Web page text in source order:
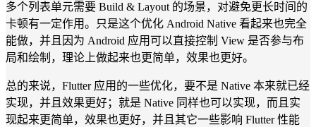
多个列表单元需要 Build & Layout 的场景，对避免更长时间的
卡顿有一定作用。只是这个优化 Android Native 看起来也完全
能做，并且因为 Android 应用可以直接控制 View 是否参与布
局和绘制，理论上做起来也更简单，效果也更好。
总的来说，Flutter 应用的一些优化，要不是 Native 本来就已经
实现，并且效果更好；就是 Native 同样也可以实现，而且实
现起来更简单，效果也更好，并且其它一些影响 Flutter 性能